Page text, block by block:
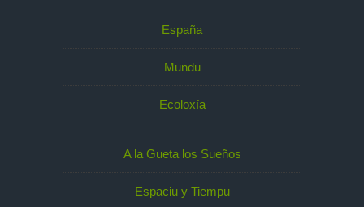
España
Mundu
Ecoloxía
A la Gueta los Sueños
Espaciu y Tiempu